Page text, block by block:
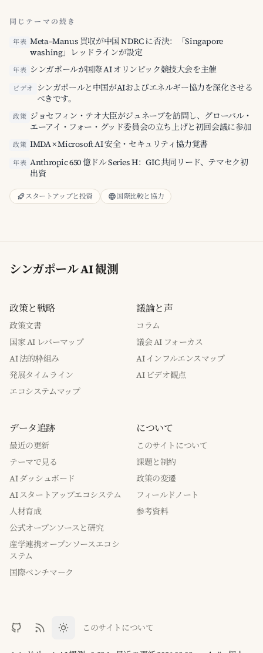
同じテーマの続き
年表 Meta–Manus 買収が中国 NDRC に否決：「Singapore
washing」レッドラインが設定
年表 シンガポールが国際 AI オリンピック競技大会を主催
ビデオ
シンガポールと中国がAIおよびエネルギー協力を深化させる
べきです。
政策 ジョセフィン・テオ大臣がジュネーブを訪問し、グローバル・
エーアイ・フォー・グッド委員会の立ち上げと初回会議に参加
政策 IMDA × Microsoft AI 安全・セキュリティ協力覚書
年表 Anthropic 650 億ドル Series H：GIC 共同リード、テマセク初
出資
スタートアップと投資 国際比較と協力
シンガポール AI 観測
政策と戦略
政策文書
国家 AI レバーマップ
AI 法的枠組み
発展タイムライン
エコシステムマップ
議論と声
コラム
議会 AI フォーカス
AI インフルエンスマップ
AI ビデオ観点
データ追跡
最近の更新
テーマで見る
AI ダッシュボード
AI スタートアップエコシステム
人材育成
公式オープンソースと研究
産学連携オープンソースエコシ
ステム
国際ベンチマーク
について
このサイトについて
課題と制約
政策の変遷
フィールドノート
参考資料
このサイトについて